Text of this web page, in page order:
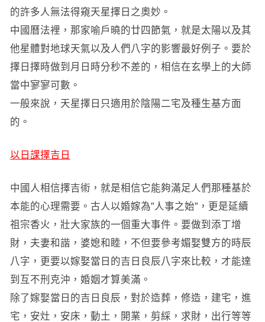
的許多人無法得窺天星擇日之奧妙。
中國曆法裡，那家喻戶曉的廿四節氣，就是太陽以及其
他星體對地球天氣以及人們八字的影響最好例子。要於
擇日擇時做到月日時分秒不差的，相信在玄學上的大師
當中寥寥可數。
一般來說，天星擇日只適用於陰陽二宅及種生基方面
的。
以日課擇吉日
中國人相信擇吉術，就是相信它能夠滿足人們那種基於
本能的心理需要。古人以婚嫁為”人事之始”，更是延續
祖宗香火，壯大家族的一個重大事件。要做到添丁增
財，夫妻和諧，婆媳和睦，不但要參考媚娶雙方的時辰
八字，更要以嫁娶當日的吉日良辰八字來比較，才能達
到互不刑克沖，婚姻才算美滿。
除了嫁娶當日的吉日良辰，對於造葬，修造，建宅，進
宅，安灶，安床，動土，開業，剪綵，求財，出行等等